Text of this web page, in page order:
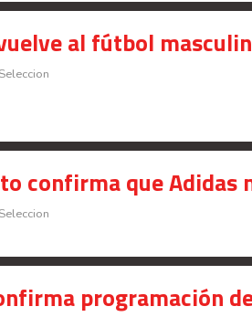
al fútbol
confirma que Adidas
programación